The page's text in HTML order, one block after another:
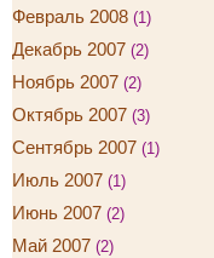
Февраль 2008 (1)
Декабрь 2007 (2)
Ноябрь 2007 (2)
Октябрь 2007 (3)
Сентябрь 2007 (1)
Июль 2007 (1)
Июнь 2007 (2)
Май 2007 (2)